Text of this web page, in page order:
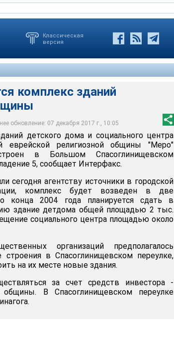
Классическая
версия
комплекс зданий
обновление: 07 декабря 2017 г., 10:05
переулке - неподалеку от
детского дома и социального центра
еврейской религиозной общины "Меро"
в Большом Спасоглинищевском
5, сообщает Интерфакс.
сегодня агентству источники в городской
комплекс будет возведен в две
конца 2004 года планируется сдать в
здание детдома общей площадью 2 тыс.
социального центра площадью около
организаций предполагалось
в Спасоглинищевском переулке,
на их месте новые здания.
за счет средств инвестора -
общины. В Спасоглинищевском переулке